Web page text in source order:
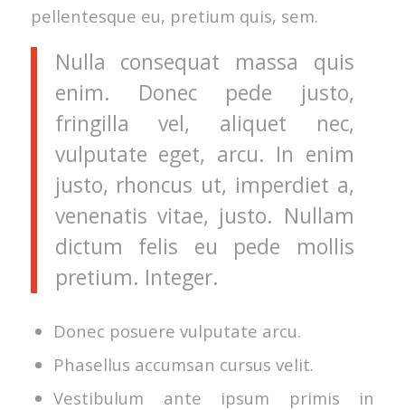
pellentesque eu, pretium quis, sem.
Nulla consequat massa quis
enim. Donec pede justo,
fringilla vel, aliquet nec,
vulputate eget, arcu. In enim
justo, rhoncus ut, imperdiet a,
venenatis vitae, justo. Nullam
dictum felis eu pede mollis
pretium. Integer.
Donec posuere vulputate arcu.
Phasellus accumsan cursus velit.
Vestibulum ante ipsum primis in